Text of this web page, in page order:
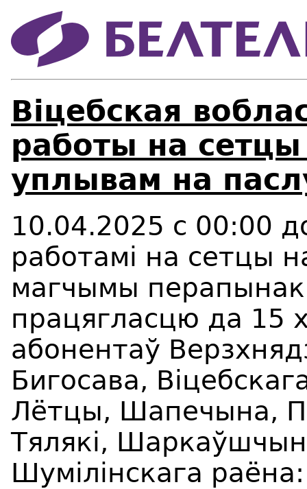
Віцебская
работы на
уплывам на
10.04.2025 с 00:00
работамi на сетцы
магчымы перапынак
працягласцю да 15
абонентаў
Бигосава,
Лётцы, Шапечына,
Тялякі,
Шумілінскага